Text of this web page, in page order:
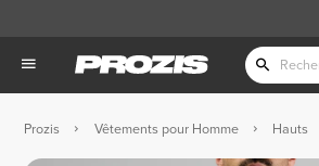
Prozis Vêtements pour Homme Hauts